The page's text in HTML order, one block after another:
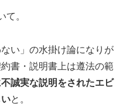
て。
い」の水掛け論になりが
書・説明書上は遵法の範
誠実な説明をされたエビ
と。